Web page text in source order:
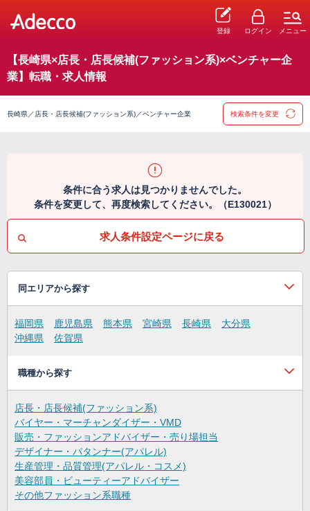
登録 ログイン メニュー
【長崎県×店長・店長候補(ファッション系)×ベンチャー企
業】転職・求人情報
長崎県／店長・店長候補(ファッション系)／ベンチャー企業 検索条件を変更
条件に合う求人は見つかりませんでした。
条件を変更して、再度検索してください。（E130021）
求人条件設定ページに戻る
同エリアから探す
福岡県 鹿児島県 熊本県 宮崎県 長崎県
大分県
沖縄県
佐賀県
職種から探す
店長・店長候補(ファッション系)
バイヤー・マーチャンダイザー・VMD
販売・ファッションアドバイザー・売り場担当
デザイナー・パタンナー(アパレル)
生産管理・品質管理(アパレル・コスメ)
美容部員・ビューティーアドバイザー
その他ファッション系職種